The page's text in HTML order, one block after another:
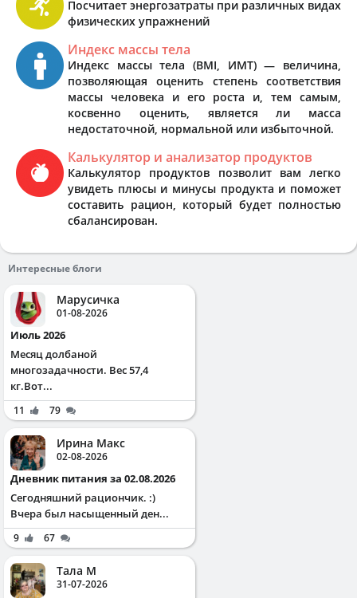
Посчитает энергозатраты при различных видах
физических упражнений
Индекс массы тела
Индекс массы тела (BMI, ИМТ) — величина,
позволяющая оценить степень соответствия
массы человека и его роста и, тем самым,
косвенно оценить, является ли масса
недостаточной, нормальной или избыточной.
Калькулятор и анализатор продуктов
Калькулятор продуктов позволит вам легко
увидеть плюсы и минусы продукта и поможет
составить рацион, который будет полностью
сбалансирован.
Интересные блоги
Марусичка
01-08-2026
Июль 2026
Месяц долбаной
многозадачности. Вес 57,4
кг.Вот...
11 79
Ирина Макс
02-08-2026
Дневник питания за 02.08.2026
Сегодняшний рациончик. :)
Вчера был насыщенный ден...
9 67
Тала М
31-07-2026